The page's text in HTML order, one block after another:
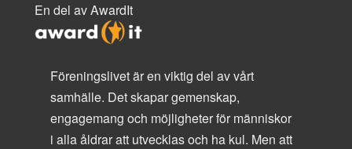
En del av AwardIt
Föreningslivet är en viktig del av vårt
samhälle. Det skapar gemenskap,
engagemang och möjligheter för människor
i alla åldrar att utvecklas och ha kul. Men att